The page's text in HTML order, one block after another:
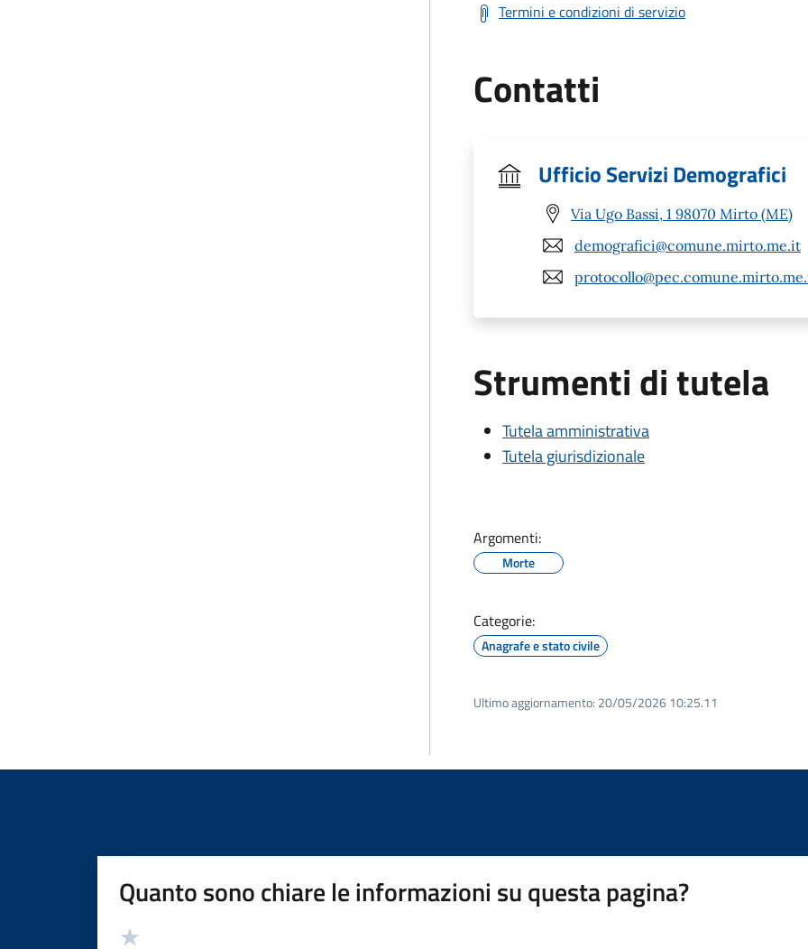
Termini e condizioni di servizio
Contatti
Ufficio Servizi Demografici
Via Ugo Bassi, 1 98070 Mirto (ME)
demografici@comune.mirto.me.it
Strumenti di tutela
Tutela amministrativa
Tutela giurisdizionale
Argomenti:
Morte
Categorie:
Anagrafe e stato civile
Ultimo aggiornamento: 20/05/2026 10:25.11
Quanto sono chiare le informazioni su questa pagina?
Valutazione